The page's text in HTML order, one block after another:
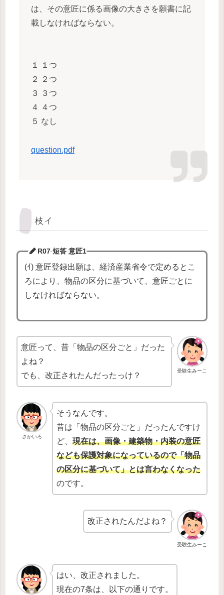
は、その意匠に係る画像の大きさを願書に記
載しなければならない。
１ １つ
２ ２つ
３ ３つ
４ ４つ
５ なし
question.pdf
枝イ
R07 短答意匠1
(ｲ) 意匠登録出願は、経済産業省令で定めるとこ
ろにより、物品の区分に基づいて、意匠ごとに
しなければならない。
受験生みーこ
意匠って、昔「物品の区分ごと」だった
よね？
でも、改正されたんだったっけ？
さかいろ
そうなんです。
昔は「物品の区分ごと」だったんですけ
ど、現在は、画像・建築物・内装の意匠
なども保護対象になっているので「物品
の区分に基づいて」とは言わなくなった
のです。
受験生みーこ
改正されたんだよね？
はい、改正されました。
現在の7条は、以下の通りです。